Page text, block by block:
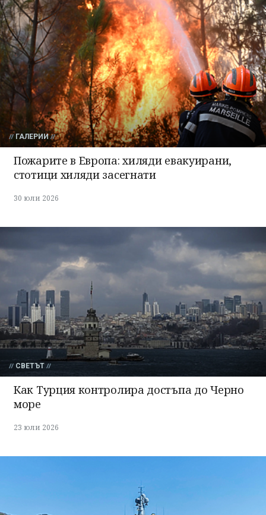
ГАЛЕРИИ
Пожарите в Европа: хиляди евакуирани,
стотици хиляди засегнати
30 юли 2026
СВЕТЪТ
Как Турция контролира достъпа до Черно
море
23 юли 2026